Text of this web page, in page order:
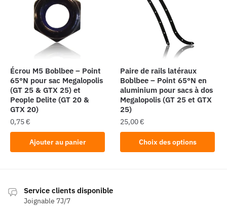
la
page
du
produit
Écrou M5 Boblbee – Point
65°N pour sac Megalopolis
(GT 25 & GTX 25) et
People Delite (GT 20 &
GTX 20)
0,75€
Ajouter au panier
Paire de rails latéraux
Boblbee – Point 65°N en
aluminium pour sacs à dos
Megalopolis (GT 25 et GTX
25)
25,00€
Choix des options
produit
Service clients disponible
Joignable 7J/7